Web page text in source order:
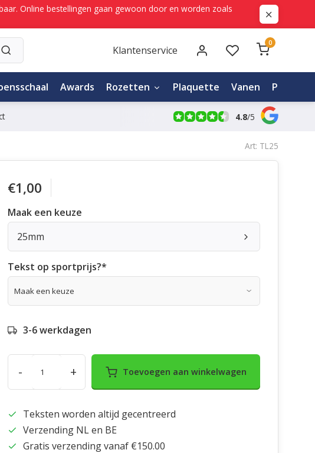
Online bestellingen gaan gewoon door en worden zoals
Klantenservice
0
Awards Rozetten Plaquette Vanen
4.8/5
Art: TL25
€1,00
Maak een keuze
25mm
Tekst op sportprijs?*
3-6 werkdagen
- + Toevoegen aan winkelwagen
Teksten worden altijd gecentreerd
Verzending NL en BE
Gratis verzending vanaf €150.00